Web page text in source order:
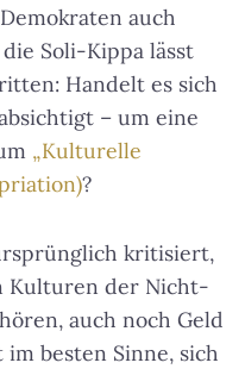
auch
Soli-Kippa lässt
Handelt es sich
– um eine
„Kulturelle
?
kritisiert,
Kulturen der Nicht-
auch noch Geld
besten Sinne, sich